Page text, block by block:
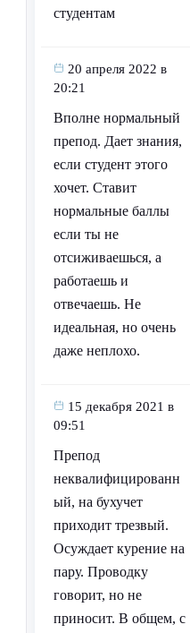
студентам
20 апреля 2022 в
20:21
Вполне нормальный
препод. Дает знания,
если студент этого
хочет. Ставит
нормальные баллы
если ты не
отсиживаешься, а
работаешь и
отвечаешь. Не
идеальная, но очень
даже неплохо.
15 декабря 2021 в
09:51
Препод
неквалифицированн
ый, на бухучет
приходит трезвый.
Осуждает курение на
пару. Проводку
говорит, но не
приносит. В общем, с